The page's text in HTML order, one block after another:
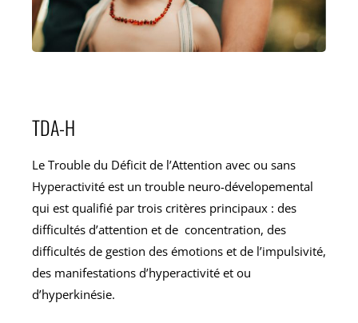
TDA-H
Le Trouble du Déficit de l’Attention avec ou sans
Hyperactivité est un trouble neuro-dévelopemental
qui est qualifié par trois critères principaux : des
difficultés d’attention et de concentration, des
difficultés de gestion des émotions et de l’impulsivité,
des manifestations d’hyperactivité et ou
d’hyperkinésie.